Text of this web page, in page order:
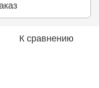
К сравнению